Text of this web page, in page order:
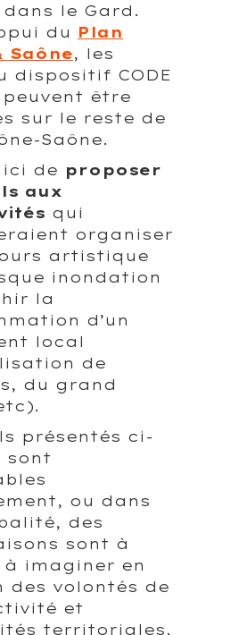
le Gard.
du Plan
Saône, les
dispositif CODE
peuvent être
sur le reste de
Saône.
ici de proposer
aux
qui
organiser
artistique
inondation
la
d’un
local
de
du grand
présentés ci-
sont
ou dans
des
sont à
imaginer en
des volontés de
et
territoriales.